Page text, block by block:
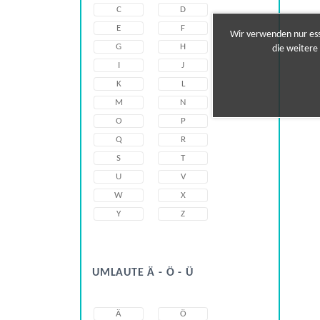
C
D
E
F
G
H
I
J
K
L
M
N
O
P
Q
R
S
T
U
V
W
X
Y
Z
UMLAUTE Ä - Ö - Ü
Ä
Ö
Wir verwenden nur
die weitere